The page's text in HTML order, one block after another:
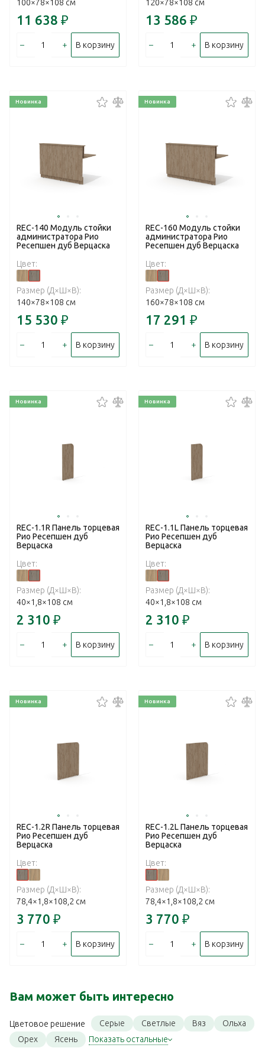
100×78×108 см
11 638 ₽
– + В корзину
120×78×108 см
13 586 ₽
– + В корзину
Новинка
REC-140 Модуль стойки
администратора Рио
Ресепшен дуб Верцаска
Цвет:
Размер (Д×Ш×В):
140×78×108 см
15 530 ₽
– + В корзину
Новинка
REC-160 Модуль стойки
администратора Рио
Ресепшен дуб Верцаска
Цвет:
Размер (Д×Ш×В):
160×78×108 см
17 291 ₽
– + В корзину
Новинка
REC-1.1R Панель торцевая
Рио Ресепшен дуб
Верцаска
Цвет:
Размер (Д×Ш×В):
40×1,8×108 см
2 310 ₽
– + В корзину
Новинка
REC-1.1L Панель торцевая
Рио Ресепшен дуб
Верцаска
Цвет:
Размер (Д×Ш×В):
40×1,8×108 см
2 310 ₽
– + В корзину
Новинка
REC-1.2R Панель торцевая
Рио Ресепшен дуб
Верцаска
Цвет:
Размер (Д×Ш×В):
78,4×1,8×108,2 см
3 770 ₽
– + В корзину
Новинка
REC-1.2L Панель торцевая
Рио Ресепшен дуб
Верцаска
Цвет:
Размер (Д×Ш×В):
78,4×1,8×108,2 см
3 770 ₽
– + В корзину
Вам может быть интересно
Цветовое решение Серые Светлые Вяз
Ольха
Орех
Ясень Показать остальные